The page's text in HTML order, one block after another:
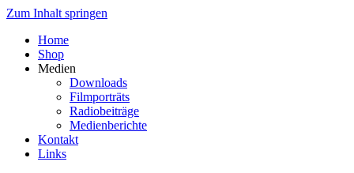
Zum Inhalt springen
Home
Shop
Medien
Downloads
Filmporträts
Radiobeiträge
Medienberichte
Kontakt
Links